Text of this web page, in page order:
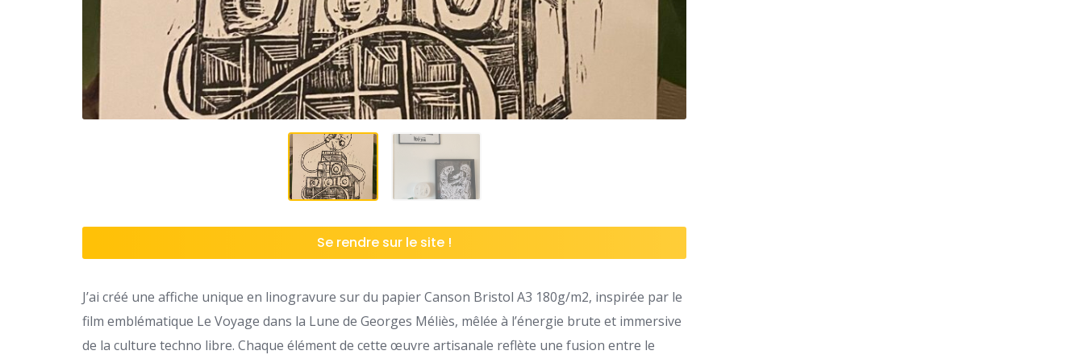
Se rendre sur le site !
J’ai créé une affiche unique en linogravure sur du papier Canson Bristol A3 180g/m2, inspirée par le
film emblématique Le Voyage dans la Lune de Georges Méliès, mêlée à l’énergie brute et immersive
de la culture techno libre. Chaque élément de cette œuvre artisanale reflète une fusion entre le